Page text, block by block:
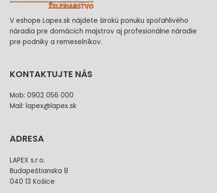
V eshope Lapex.sk nájdete širokú ponuku spoľahlivého
náradia pre domácich majstrov aj profesionálne náradie
pre podniky a remeselníkov.
KONTAKTUJTE NÁS
Mob: 0902 056 000
Mail: lapex@lapex.sk
ADRESA
LAPEX s.r.o.
Budapeštianska 8
040 13 Košice